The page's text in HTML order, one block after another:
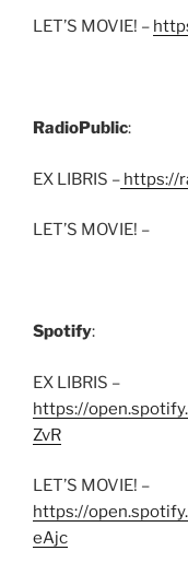
LET’S MOVIE! –
RadioPublic:
EX LIBRIS – https://
LET’S MOVIE! –
Spotify:
EX LIBRIS –
https://
ZvR
LET’S MOVIE! –
https://
eAjc